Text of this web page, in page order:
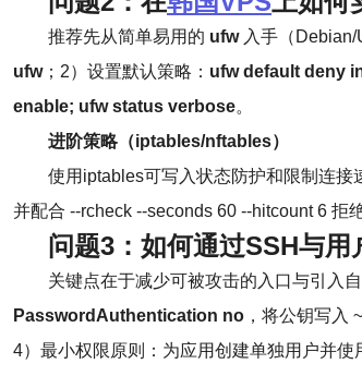
推荐先从简单易用的 ufw入手（Debian/
ufw；2）设置默认策略： ufw default deny
enable; ufw status verbose。
进阶策略（iptables/nftables）
使用iptables可写入状态防护和限制连接
并配合 --rcheck --seconds 60 --hitcount 6 拒
问题3：如何通过SSH与
关键点在于减少可被攻击的入口与引入
PasswordAuthentication no ，将公钥写入
4）最小权限原则：为应用创建单独用户并使